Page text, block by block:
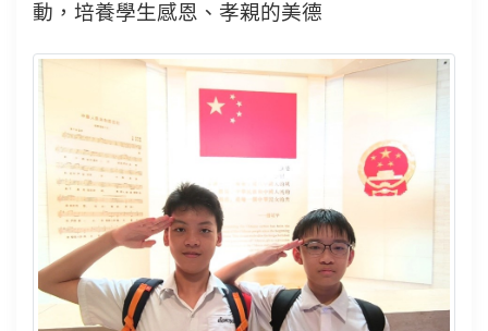
動，培養學生感恩、孝親的美德